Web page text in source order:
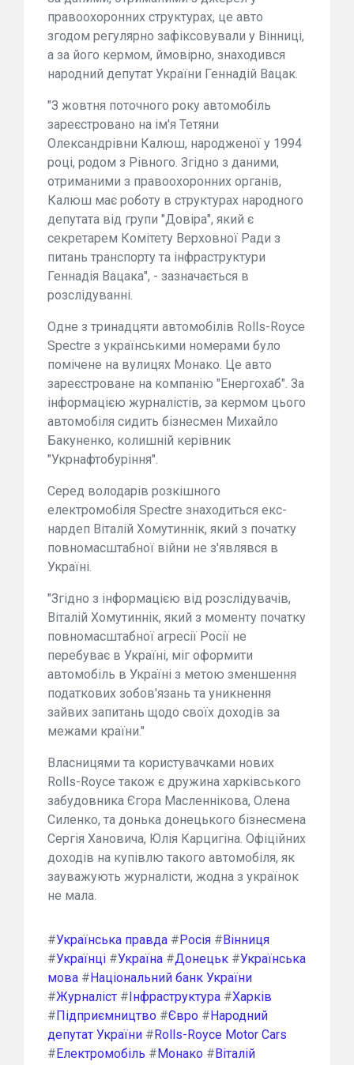
правоохоронних структурах, це авто
згодом регулярно зафіксовували у Вінниці,
а за його кермом, ймовірно, знаходився
народний депутат України Геннадій Вацак.
"З жовтня поточного року автомобіль
зареєстровано на ім'я Тетяни
Олександрівни Калюш, народженої у 1994
році, родом з Рівного. Згідно з даними,
отриманими з правоохоронних органів,
Калюш має роботу в структурах народного
депутата від групи "Довіра", який є
секретарем Комітету Верховної Ради з
питань транспорту та інфраструктури
Геннадія Вацака", - зазначається в
розслідуванні.
Одне з тринадцяти автомобілів Rolls-Royce
Spectre з українськими номерами було
помічене на вулицях Монако. Це авто
зареєстроване на компанію "Енергохаб". За
інформацією журналістів, за кермом цього
автомобіля сидить бізнесмен Михайло
Бакуненко, колишній керівник
"Укрнафтобуріння".
Серед володарів розкішного
електромобіля Spectre знаходиться екс-
нардеп Віталій Хомутиннік, який з початку
повномасштабної війни не з'являвся в
Україні.
"Згідно з інформацією від розслідувачів,
Віталій Хомутиннік, який з моменту початку
повномасштабної агресії Росії не
перебуває в Україні, міг оформити
автомобіль в Україні з метою зменшення
податкових зобов'язань та уникнення
зайвих запитань щодо своїх доходів за
межами країни."
Власницями та користувачками нових
Rolls-Royce також є дружина харківського
забудовника Єгора Масленнікова, Олена
Силенко, та донька донецького бізнесмена
Сергія Хановича, Юлія Карцигіна. Офіційних
доходів на купівлю такого автомобіля, як
зауважують журналісти, жодна з українок
не мала.
#Українська правда #Росія #Вінниця
#Українці #Україна #Донецьк #Українська
мова #Національний банк України
#Журналіст #Інфраструктура #Харків
#Підприємництво #Євро #Народний
депутат України #Rolls-Royce Motor Cars
#Електромобіль #Монако #Віталій